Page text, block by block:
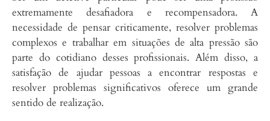
extremamente desafiadora e recompensadora. A
necessidade de pensar criticamente, resolver problemas
complexos e trabalhar em situações de alta pressão são
parte do cotidiano desses profissionais. Além disso, a
satisfação de ajudar pessoas a encontrar respostas e
resolver problemas significativos oferece um grande
sentido de realização.